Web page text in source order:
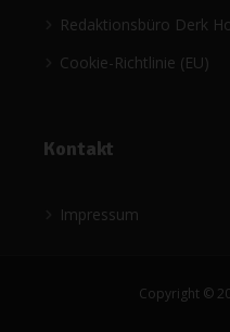
Redaktionsbüro Derk
Cookie-Richtlinie (EU)
Kontakt
Impressum
Copyright ©